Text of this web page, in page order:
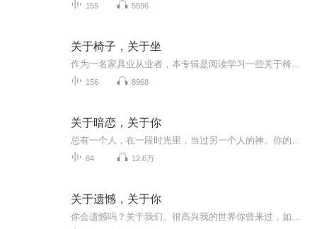
155 5596
关于椅子，关于坐
156 8968
关于暗恋，关于你
84 12.6万
关于遗憾，关于你